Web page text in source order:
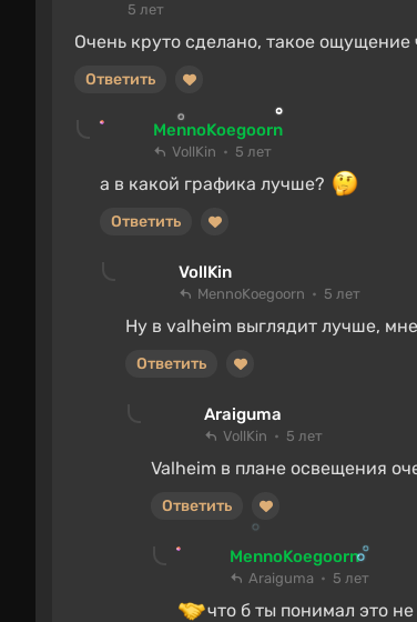
5 лет
Очень круто сделано, такое
Ответить
MennoKoegoorn
VollKin 5 лет
а в какой графика лучше?
Ответить
VollKin
MennoKoegoorn 5 лет
Ну в valheim выглядит лучше,
Ответить
Araiguma
VollKin 5 лет
Valheim в плане освещения
Ответить
MennoKoegoorn
Araiguma 5 лет
что б ты понимал это